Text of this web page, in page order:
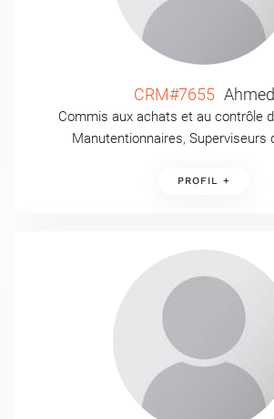
CRM#7655 Ahmed
Commis aux achats et au contrôle
Manutentionnaires, Superviseurs
PROFIL +